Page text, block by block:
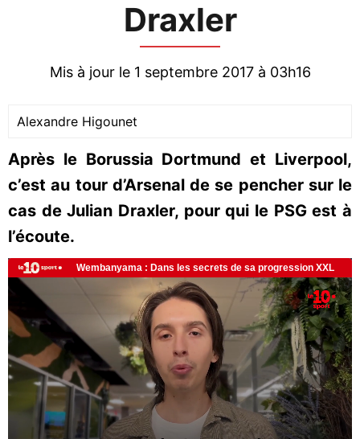
Draxler
Mis à jour le 1 septembre 2017 à 03h16
Alexandre Higounet
Après le Borussia Dortmund et Liverpool,
c’est au tour d’Arsenal de se pencher sur le
cas de Julian Draxler, pour qui le PSG est à
l’écoute.